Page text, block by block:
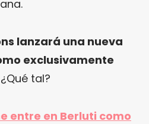
lanzará una nueva
exclusivamente
tal?
entre en Berluti como